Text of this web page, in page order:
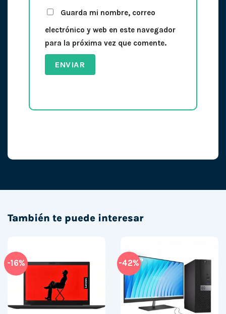
Guarda mi nombre, correo
electrónico y web en este navegador
para la próxima vez que comente.
También te puede interesar
-16% -42%